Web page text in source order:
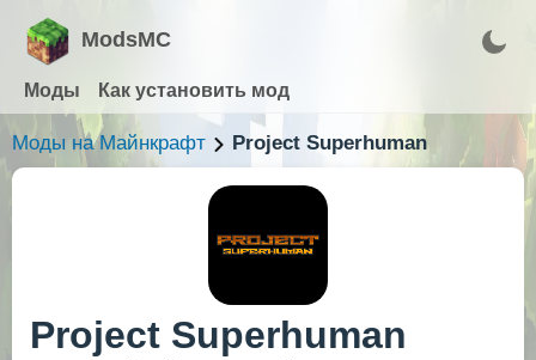
ModsMC
Моды Как установить мод
Моды на Майнкрафт Project Superhuman
Project Superhuman